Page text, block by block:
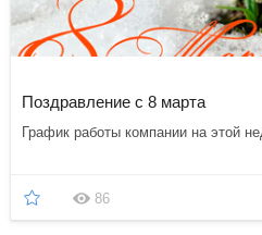
Поздравление с 8 марта
График работы компании на этой
86